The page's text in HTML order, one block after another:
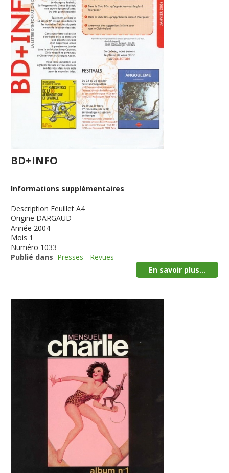
BD+INFO
Informations supplémentaires
Description Feuillet A4
Origine DARGAUD
Année 2004
Mois 1
Numéro 1033
Publié dans Presses - Revues
En savoir plus...